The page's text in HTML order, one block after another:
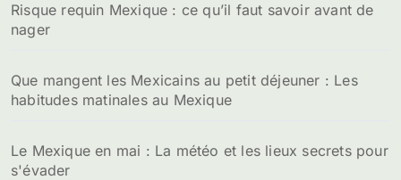
Risque requin Mexique : ce qu’il faut savoir avant de
nager
Que mangent les Mexicains au petit déjeuner : Les
habitudes matinales au Mexique
Le Mexique en mai : La météo et les lieux secrets pour
s'évader